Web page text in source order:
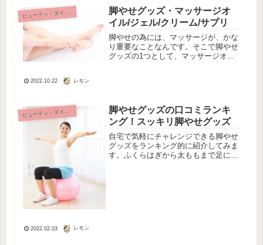
の画面にくぎ付けになったのは、私だ
け...
ビ
ューティ・ダイエット
脚やせグッズ・マッサージオ
イル/ジェル/クリーム/サプリ
脚やせの為には、マッサージが、かな
り重要なことなんです。そこで脚やせ
グッズの1つとして、マッサージオイ
2022.10.22 レモン
ビ
ューティ・ダイエット
脚やせグッズの口コミランキ
ング！スッキリ脚やせグッズ
自宅で気軽にチャレンジできる脚やせ
グッズをランキング的に紹介してみま
す。ふくらはぎから太ももまで足につ
2022.02.03 レモン